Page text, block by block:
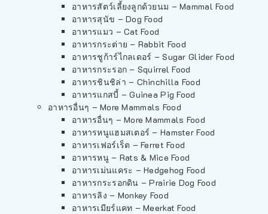
อาหารสัตว์เลี้ยงลูกด้วยนม – Mammal Food
อาหารสุนัข – Dog Food
อาหารแมว – Cat Food
อาหารกระต่าย – Rabbit Food
อาหารชูก้าร์ไกลเดอร์ – Sugar Glider Food
อาหารกระรอก – Squirrel Food
อาหารชินชิล่า – Chinchilla Food
อาหารแกสบี้ – Guinea Pig Food
อาหารอื่นๆ – More Mammals Food
อาหารอื่นๆ – More Mammals Food
อาหารหนูแฮมสเตอร์ – Hamster Food
อาหารเฟอร์เร็ต – Ferret Food
อาหารหนู – Rats & Mice Food
อาหารเม่นแคระ – Hedgehog Food
อาหารกระรอกดิน – Prairie Dog Food
อาหารลิง – Monkey Food
อาหารเมียร์แคท – Meerkat Food